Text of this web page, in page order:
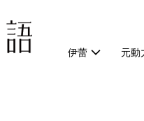
伊蕾 元動